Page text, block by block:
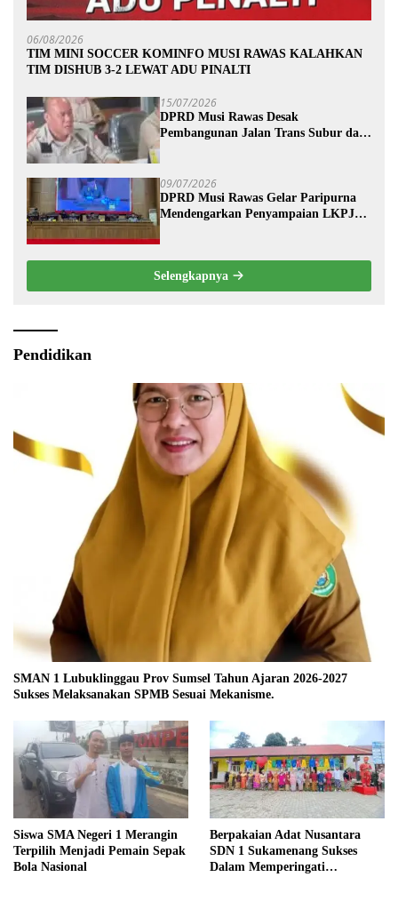
06/08/2026
TIM MINI SOCCER KOMINFO MUSI RAWAS KALAHKAN
TIM DISHUB 3-2 LEWAT ADU PINALTI
15/07/2026
DPRD Musi Rawas Desak
Pembangunan Jalan Trans Subur dan
09/07/2026
DPRD Musi Rawas Gelar Paripurna
Mendengarkan Penyampaian LKPJ
Selengkapnya
Pendidikan
SMAN 1 Lubuklinggau Prov Sumsel Tahun Ajaran 2026-2027
Sukses Melaksanakan SPMB Sesuai Mekanisme.
Siswa SMA Negeri 1 Merangin
Terpilih Menjadi Pemain Sepak
Bola Nasional
Berpakaian Adat Nusantara
SDN 1 Sukamenang Sukses
Dalam Memperingati